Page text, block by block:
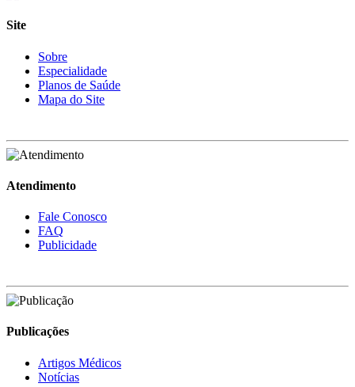
Site
Sobre
Especialidade
Planos de Saúde
Mapa do Site
Atendimento
Fale Conosco
FAQ
Publicidade
Publicações
Artigos Médicos
Notícias